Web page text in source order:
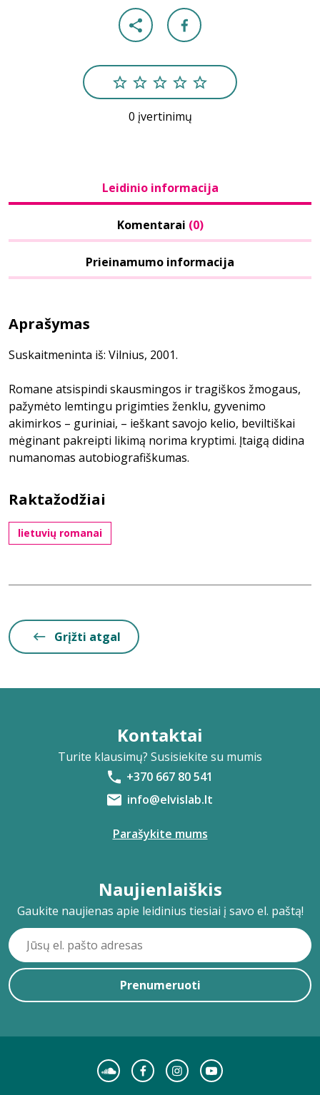
0 įvertinimų
Leidinio informacija
Komentarai (0)
Prieinamumo informacija
Aprašymas
Suskaitmeninta iš: Vilnius, 2001.
Romane atsispindi skausmingos ir tragiškos žmogaus,
pažymėto lemtingu prigimties ženklu, gyvenimo
akimirkos – guriniai, – ieškant savojo kelio, beviltiškai
mėginant pakreipti likimą norima kryptimi. Įtaigą didina
numanomas autobiografiškumas.
Raktažodžiai
lietuvių romanai
Grįžti atgal
Kontaktai
Turite klausimų? Susisiekite su mumis
+370 667 80 541
info@elvislab.lt
Parašykite mums
Naujienlaiškis
Gaukite naujienas apie leidinius tiesiai į savo el. paštą!
Prenumeruoti